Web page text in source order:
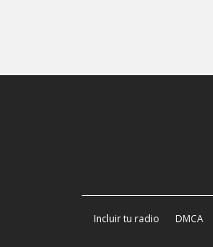
Incluir tu radio DMCA